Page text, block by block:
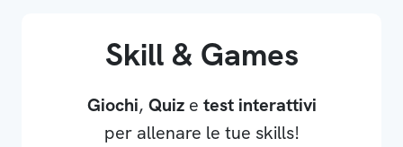
Skill & Games
Giochi, Quize test interattivi
per allenare le tue skills!